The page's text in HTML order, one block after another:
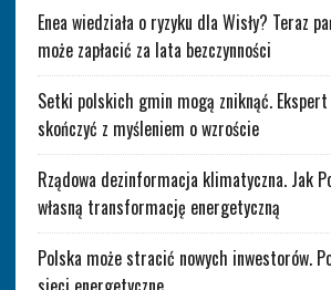
Enea wiedziała o ryzyku dla Wisły? Teraz
może zapłacić za lata bezczynności
Setki polskich gmin mogą zniknąć. Ekspert
skończyć z myśleniem o wzroście
Rządowa dezinformacja klimatyczna. Jak
własną transformację energetyczną
Polska może stracić nowych inwestorów.